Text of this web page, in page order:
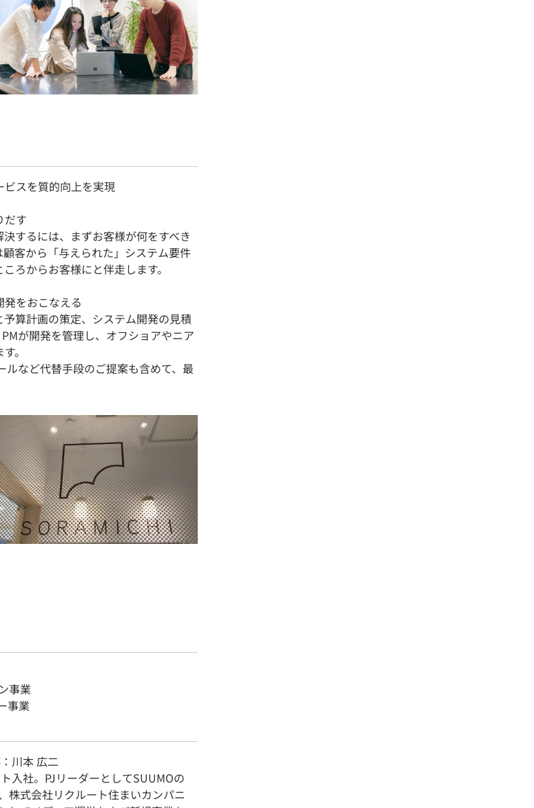
スを質的向上を実現
だす
するには、まずお客様が何をすべき
客から「与えられた」システム要件
ろからお客様にと伴走します。
をおこなえる
算計画の策定、システム開発の見積
が開発を管理し、オフショアやニア
。
ルなど代替手段のご提案も含めて、最
事業
事業
川本 広二
入社。PJリーダーとしてSUUMOの
株式会社リクルート住まいカンパニ